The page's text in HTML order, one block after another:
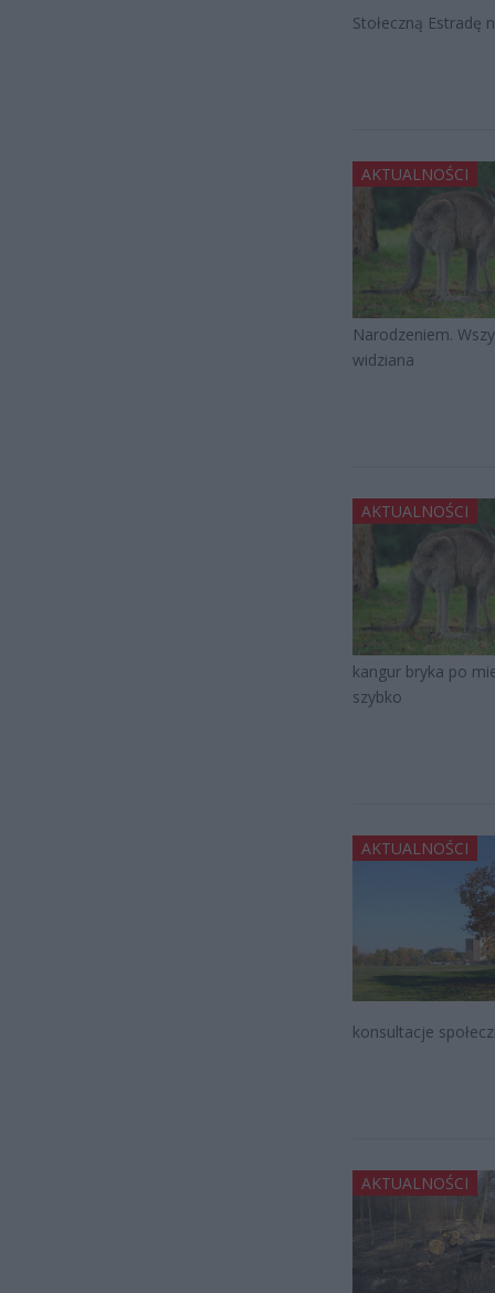
Stołeczną Estradę
AKTUALNOŚCI
Narodzeniem.
widziana
AKTUALNOŚCI
kangur bryka po
szybko
AKTUALNOŚCI
konsultacje
AKTUALNOŚCI